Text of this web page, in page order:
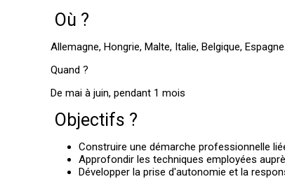
Où ?
Allemagne, Hongrie, Malte, Italie, Belgique,
Quand ?
De mai à juin, pendant 1 mois
Objectifs ?
Construire une démarche professionnelle
Approfondir les techniques employées
Développer la prise d'autonomie et la